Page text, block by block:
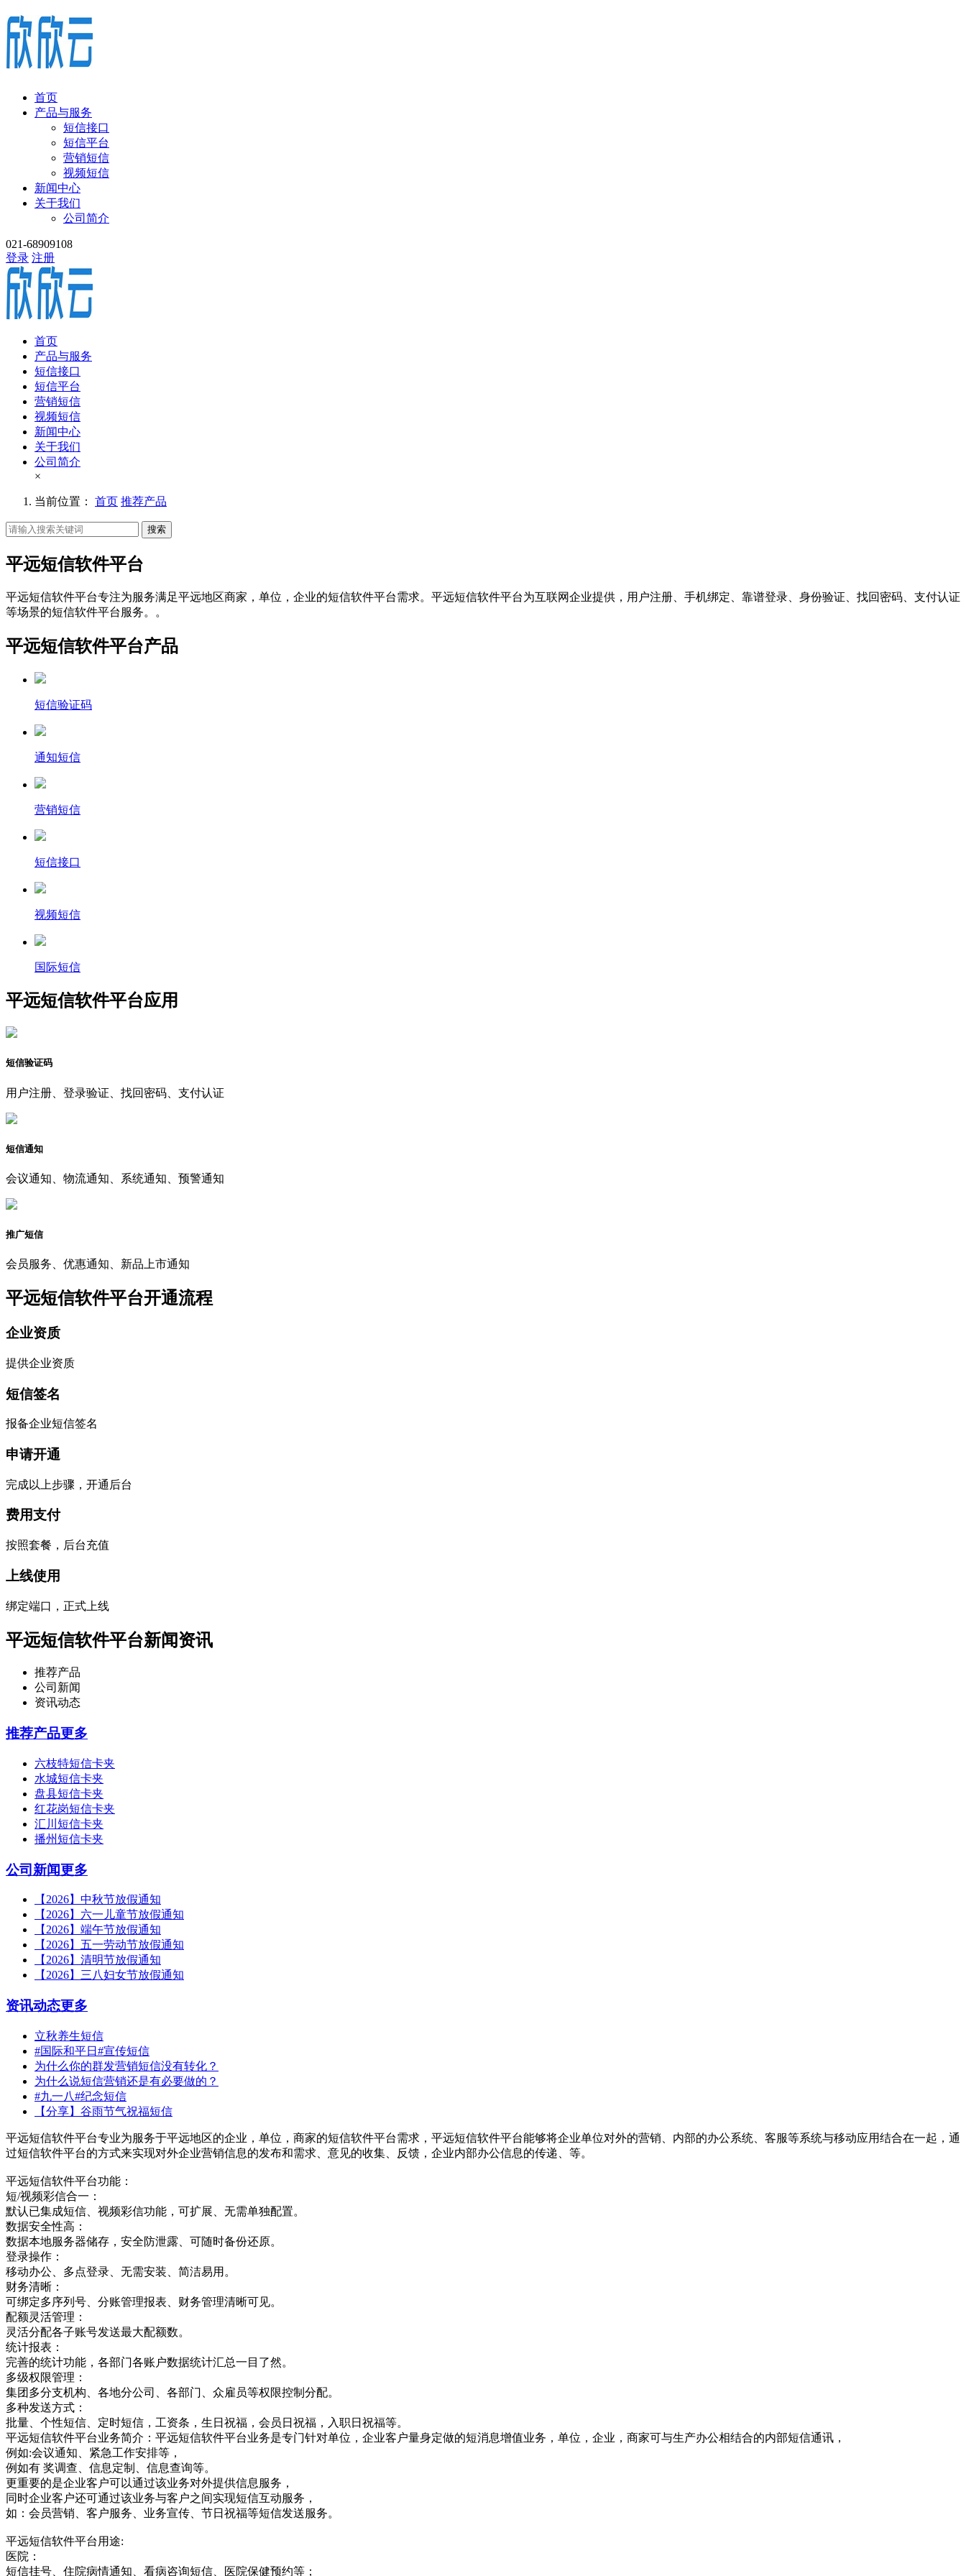
首页
产品与服务
短信接口
短信平台
营销短信
视频短信
新闻中心
关于我们
公司简介
021-68909108
登录 注册
首页
产品与服务
短信接口
短信平台
营销短信
视频短信
新闻中心
关于我们
公司简介
×
当前位置： 首页 推荐产品
搜索
平远短信软件平台
平远短信软件平台专注为服务满足平远地区商家，单位，企业的短信软件平台需求。平远短信软件平台为互联网企业提供，用户注册、手机绑定、靠谱登录、身份验证、找回密码、支付认证
等场景的短信软件平台服务。。
平远短信软件平台产品
短信验证码
通知短信
营销短信
短信接口
视频短信
国际短信
平远短信软件平台应用
短信验证码
用户注册、登录验证、找回密码、支付认证
短信通知
会议通知、物流通知、系统通知、预警通知
推广短信
会员服务、优惠通知、新品上市通知
平远短信软件平台开通流程
企业资质
提供企业资质
短信签名
报备企业短信签名
申请开通
完成以上步骤，开通后台
费用支付
按照套餐，后台充值
上线使用
绑定端口，正式上线
平远短信软件平台新闻资讯
推荐产品
公司新闻
资讯动态
推荐产品更多
六枝特短信卡夹
水城短信卡夹
盘县短信卡夹
红花岗短信卡夹
汇川短信卡夹
播州短信卡夹
公司新闻更多
【2026】中秋节放假通知
【2026】六一儿童节放假通知
【2026】端午节放假通知
【2026】五一劳动节放假通知
【2026】清明节放假通知
【2026】三八妇女节放假通知
资讯动态更多
立秋养生短信
#国际和平日#宣传短信
为什么你的群发营销短信没有转化？
为什么说短信营销还是有必要做的？
#九一八#纪念短信
【分享】谷雨节气祝福短信
平远短信软件平台专业为服务于平远地区的企业，单位，商家的短信软件平台需求，平远短信软件平台能够将企业单位对外的营销、内部的办公系统、客服等系统与移动应用结合在一起，通
过短信软件平台的方式来实现对外企业营销信息的发布和需求、意见的收集、反馈，企业内部办公信息的传递、等。
平远短信软件平台功能：
短/视频彩信合一：
默认已集成短信、视频彩信功能，可扩展、无需单独配置。
数据安全性高：
数据本地服务器储存，安全防泄露、可随时备份还原。
登录操作：
移动办公、多点登录、无需安装、简洁易用。
财务清晰：
可绑定多序列号、分账管理报表、财务管理清晰可见。
配额灵活管理：
灵活分配各子账号发送最大配额数。
统计报表：
完善的统计功能，各部门各账户数据统计汇总一目了然。
多级权限管理：
集团多分支机构、各地分公司、各部门、众雇员等权限控制分配。
多种发送方式：
批量、个性短信、定时短信，工资条，生日祝福，会员日祝福，入职日祝福等。
平远短信软件平台业务简介：平远短信软件平台业务是专门针对单位，企业客户量身定做的短消息增值业务，单位，企业，商家可与生产办公相结合的内部短信通讯，
例如:会议通知、紧急工作安排等，
例如有 奖调查、信息定制、信息查询等。
更重要的是企业客户可以通过该业务对外提供信息服务，
同时企业客户还可通过该业务与客户之间实现短信互动服务，
如：会员营销、客户服务、业务宣传、节日祝福等短信发送服务。
平远短信软件平台用途:
医院：
短信挂号、住院病情通知、看病咨询短信、医院保健预约等；